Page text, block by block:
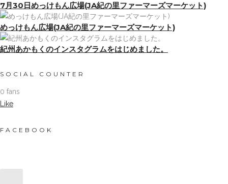
7月30日めっけもん広場(JA紀の里ファーマーズマーケット)
めっけもん広場(JA紀の里ファーマーズマーケット)
紀州あかもくのインスタグラムをはじめました。
SOCIAL COUNTER
0 fans
Like
FACEBOOK